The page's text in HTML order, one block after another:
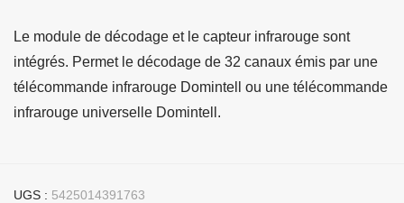
Le module de décodage et le capteur infrarouge sont
intégrés. Permet le décodage de 32 canaux émis par une
télécommande infrarouge Domintell ou une télécommande
infrarouge universelle Domintell.
UGS : 5425014391763